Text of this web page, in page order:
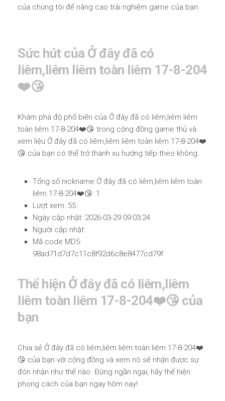
của chúng tôi để nâng cao trải nghiệm game của bạn.
Sức hút của Ở đây đã có
liêm,liêm liêm toàn liêm 17-8-204
❤️😘
Khám phá độ phổ biến của Ở đây đã có liêm,liêm liêm
toàn liêm 17-8-204❤️😘 trong cộng đồng game thủ và
xem liệu Ở đây đã có liêm,liêm liêm toàn liêm 17-8-204❤️
😘 của bạn có thể trở thành xu hướng tiếp theo không.
Tổng số nickname Ở đây đã có liêm,liêm liêm toàn
liêm 17-8-204❤️😘: 1
Lượt xem: 55
Ngày cập nhật: 2026-03-29 09:03:24
Người cập nhật:
Mã code MD5:
98ad71d7d7c11c8f92d6c8e8477cd79f
Thể hiện Ở đây đã có liêm,liêm
liêm toàn liêm 17-8-204❤️😘 của
bạn
Chia sẻ Ở đây đã có liêm,liêm liêm toàn liêm 17-8-204❤️
😘 của bạn với cộng đồng và xem nó sẽ nhận được sự
đón nhận như thế nào. Đừng ngần ngại, hãy thể hiện
phong cách của bạn ngay hôm nay!